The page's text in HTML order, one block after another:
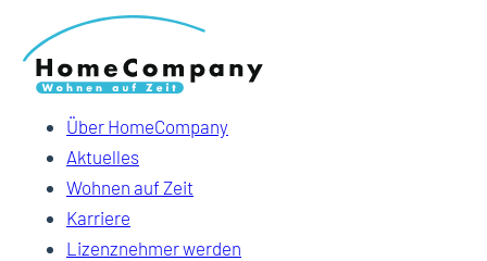
Über HomeCompany
Aktuelles
Wohnen auf Zeit
Karriere
Lizenznehmer werden